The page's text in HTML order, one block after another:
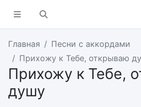
Главная
Песни с аккордами
Прихожу к Тебе, открываю
Прихожу к Тебе,
душу